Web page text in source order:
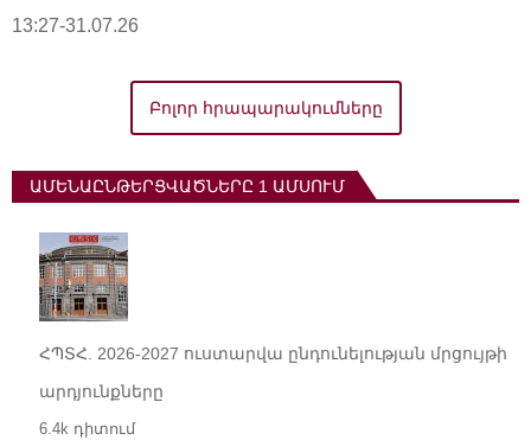
13:27-31.07.26
Բոլոր հրապարակումները
ԱՄԵՆԱԸՆԹԵՐՑՎԱԾՆԵՐԸ 1 ԱՄՍՈՒՄ
ՀՊՏՀ. 2026-2027 ուստարվա ընդունելության մրցույթի
արդյունքները
6.4k դիտում